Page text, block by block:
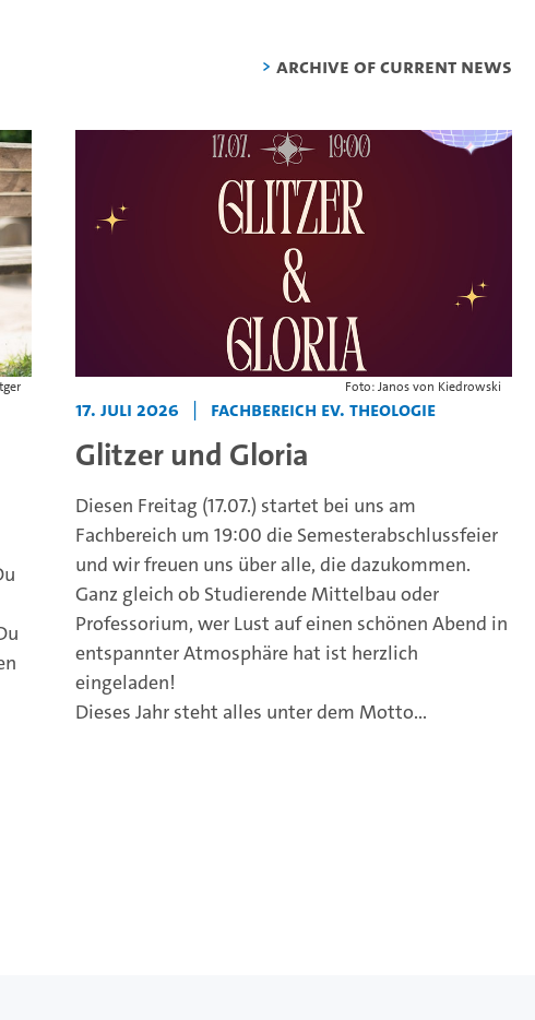
Foto: Janos von Kiedrowski
17. Juli 2026 | Fachbereich Ev. Theologie
Glitzer und Gloria
Diesen Freitag (17.07.) startet bei uns am
Fachbereich um 19:00 die Semesterabschlussfeier
und wir freuen uns über alle, die dazukommen.
Ganz gleich ob Studierende Mittelbau oder
Professorium, wer Lust auf einen schönen Abend in
entspannter Atmosphäre hat ist herzlich
eingeladen!
Dieses Jahr steht alles unter dem Motto...
Archive of current news